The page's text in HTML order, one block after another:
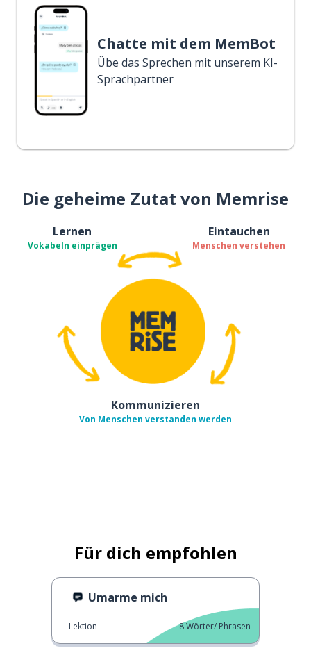
Chatte mit dem MemBot
Übe das Sprechen mit unserem KI-
Sprachpartner
Die geheime Zutat von Memrise
Lernen
Vokabeln einprägen
Eintauchen
Menschen verstehen
Kommunizieren
Von Menschen verstanden werden
Für dich empfohlen
Umarme mich
Lektion 8Wörter/ Phrasen